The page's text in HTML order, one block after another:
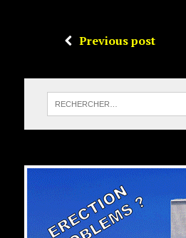
Previous post